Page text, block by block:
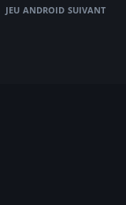
jeu android suivant